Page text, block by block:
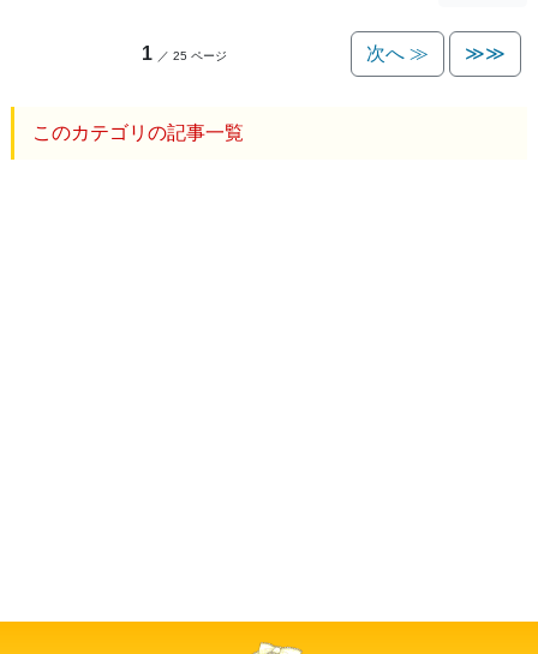
1 ／ 25 ページ 次へ ≫ ≫≫
このカテゴリの記事一覧